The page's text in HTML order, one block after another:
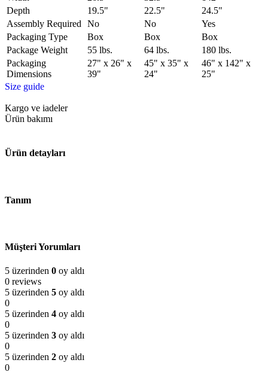
Depth
19.5" 22.5"
24.5"
Assembly Required
No No
Yes
Packaging Type
Box Box
Box
Package Weight
55 lbs. 64 lbs.
180 lbs.
Packaging
Dimensions
27" x 26" x
39"
45" x 35" x
24"
46" x 142" x
25"
Size guide
Kargo ve iadeler
Ürün bakımı
Ürün detayları
Tanım
Müşteri Yorumları
5 üzerinden 0 oy aldı
0 reviews
5 üzerinden 5 oy aldı
0
5 üzerinden 4 oy aldı
0
5 üzerinden 3 oy aldı
0
5 üzerinden 2 oy aldı
0